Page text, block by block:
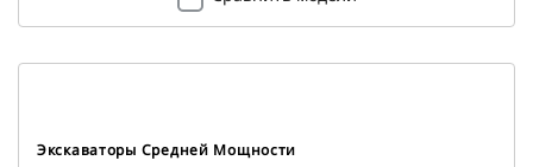
Экскаваторы Средней Мощности